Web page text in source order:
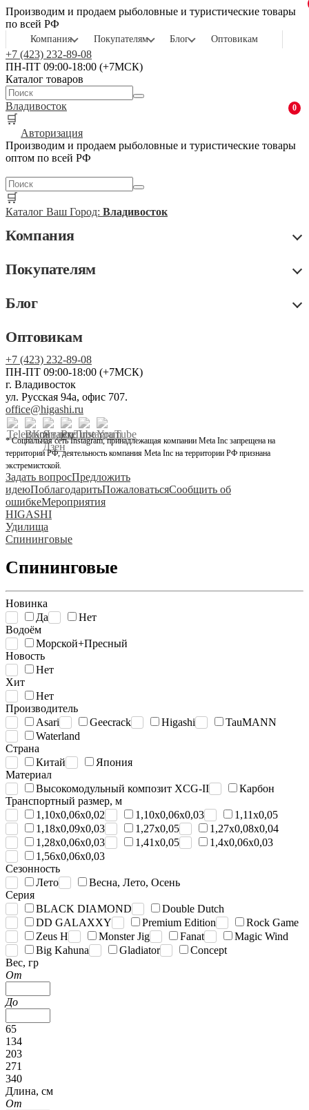
Производим и продаем рыболовные и туристические товары
по всей РФ
Компания Покупателям Блог Оптовикам
+7 (423) 232-89-08
ПН-ПТ 09:00-18:00 (+7МСК)
Каталог товаров
Владивосток
🛒
0
Авторизация
Производим и продаем рыболовные и туристические товары
оптом по всей РФ
🛒
Каталог Ваш Город: Владивосток
Компания
Покупателям
Блог
Оптовикам
+7 (423) 232-89-08
ПН-ПТ 09:00-18:00 (+7МСК)
г. Владивосток
ул. Русская 94а, офис 707.
office@higashi.ru
* Социальная сеть Instagram, принадлежащая компании Meta Inc запрещена на
территории РФ, деятельность компания Meta Inc на территории РФ признана
экстремистской.
Задать вопросПредложить
идеюПоблагодаритьПожаловатьсяСообщить об
ошибкеМероприятия
HIGASHI
Удилища
Спининговые
Спининговые
Новинка
Да
Нет
Водоём
Морской+Пресный
Новость
Нет
Хит
Нет
Производитель
Asari
Geecrack Higashi
TauMANN
Waterland
Страна
Китай
Япония
Материал
Высокомодульный композит XCG-II
Карбон
Транспортный размер, м
1,10х0,06х0,02
1,10х0,06х0,03
1,11x0,05
1,18х0,09х0,03
1,27x0,05
1,27х0,08х0,04
1,28х0,06х0,03
1,41х0,05
1,4х0,06х0,03
1,56х0,06х0,03
Сезонность
Лето
Весна, Лето, Осень
Серия
BLACK DIAMOND
Double Dutch
DD GALAXXY
Premium Edition
Rock Game
Zeus H
Monster Jig Fanat
Magic Wind
Big Kahuna
Gladiator
Concept
Вес, гр
От
До
65
134
203
271
340
Длина, см
От